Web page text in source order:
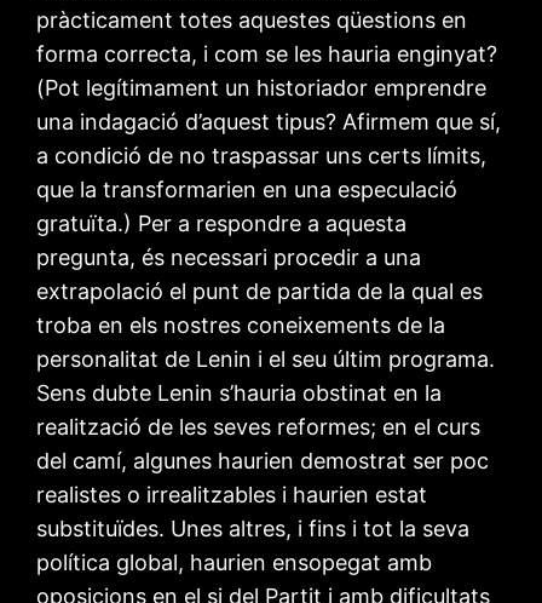
pràcticament totes aquestes qüestions en
forma correcta, i com se les hauria enginyat?
(Pot legítimament un historiador emprendre
una indagació d’aquest tipus? Afirmem que sí,
a condició de no traspassar uns certs límits,
que la transformarien en una especulació
gratuïta.) Per a respondre a aquesta
pregunta, és necessari procedir a una
extrapolació el punt de partida de la qual es
troba en els nostres coneixements de la
personalitat de Lenin i el seu últim programa.
Sens dubte Lenin s’hauria obstinat en la
realització de les seves reformes; en el curs
del camí, algunes haurien demostrat ser poc
realistes o irrealitzables i haurien estat
substituïdes. Unes altres, i fins i tot la seva
política global, haurien ensopegat amb
oposicions en el si del Partit i amb dificultats